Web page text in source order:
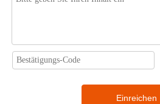
Einreichen